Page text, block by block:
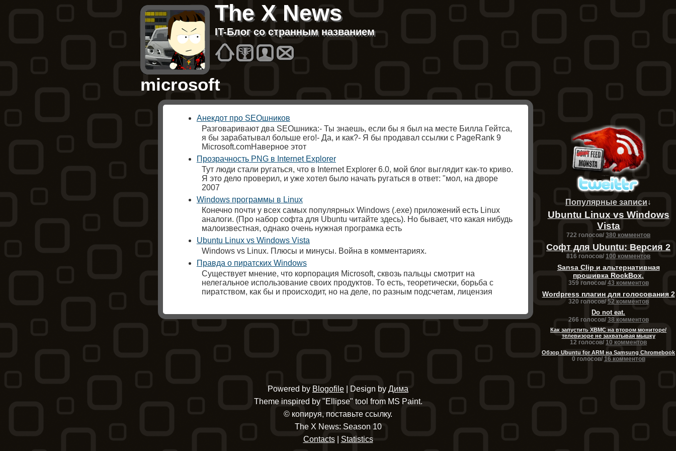
The X News
IT-Блог со странным названием
Homes
BestAbout
microsoft
Анекдот про SEOшников
Разговаривают два SEOшника:- Ты знаешь, если бы я был на месте Билла Гейтса,
я бы зарабатывал больше его!- Да, и как?- Я бы продавал ссылки с PageRank 9
Microsoft.comНаверное этот
Прозрачность PNG в Internet Explorer
Тут люди стали ругаться, что в Internet Explorer 6.0, мой блог выглядит как-то криво.
Я это дело проверил, и уже хотел было начать ругаться в ответ: "мол, на дворе
2007
Windows программы в Linux
Конечно почти у всех самых популярных Windows (.exe) приложений есть Linux
аналоги. (Про набор софта для Ubuntu читайте здесь). Но бывает, что какая нибудь
малоизвестная, однако очень нужная програмка есть
Ubuntu Linux vs Windows Vista
Windows vs Linux. Плюсы и минусы. Война в комментариях.
Правда о пиратских Windows
Существует мнение, что корпорация Microsoft, сквозь пальцы смотрит на
нелегальное использование своих продуктов. То есть, теоретически, борьба с
пиратством, как бы и происходит, но на деле, по разным подсчетам, лицензия
Популярные записи↓
Ubuntu Linux vs Windows
Vista
722 голосов/380 комментов
Софт для Ubuntu: Версия 2
816 голосов/100 комментов
Sansa Clip и альтернативная
прошивка RockBox.
359 голосов/ 43 комментов
Wordpress плагин для голосования 2
320 голосов/52 комментов
Do not eat.
266 голосов/ 38 комментов
Как запустить XBMC на втором мониторе/
телевизоре не захватывая мышку
12 голосов/10 комментов
Обзор Ubuntu for ARM на Samsung Chromebook
0 голосов/ 16 комментов
Powered by Blogofile | Design by Дима
Theme inspired by "Ellipse" tool from MS Paint.
© копируя, поставьте ссылку.
The X News: Season 10
Contacts| Statistics